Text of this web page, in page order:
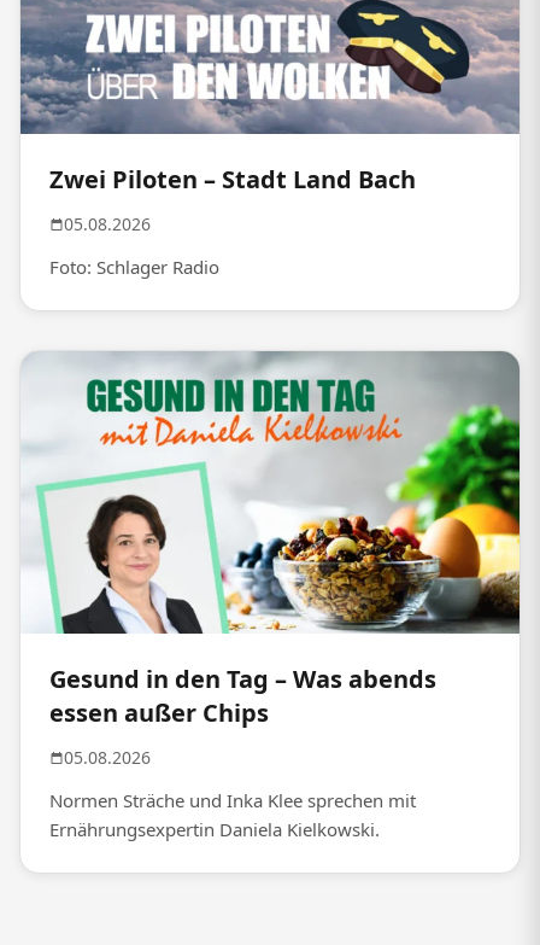
Zwei Piloten – Stadt Land Bach
05.08.2026
Foto: Schlager Radio
Gesund in den Tag – Was abends
essen außer Chips
05.08.2026
Normen Sträche und Inka Klee sprechen mit
Ernährungsexpertin Daniela Kielkowski.